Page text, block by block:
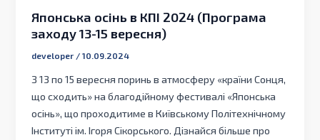
Японська осінь в КПІ 2024 (Програма
заходу 13-15 вересня)
developer /10.09.2024
З 13 по 15 вересня поринь в атмосферу «країни Сонця,
що сходить» на благодійному фестивалі «Японська
осінь», що проходитиме в Київському Політехнічному
Інституті ім. Ігоря Сікорського. Дізнайся більше про